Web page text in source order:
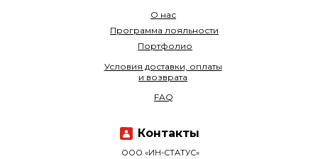
О нас
Программа лояльности
Портфолио
ООО «ИН-СТАТУС»
Условия доставки, оплаты
и возврата
FAQ
Контакты